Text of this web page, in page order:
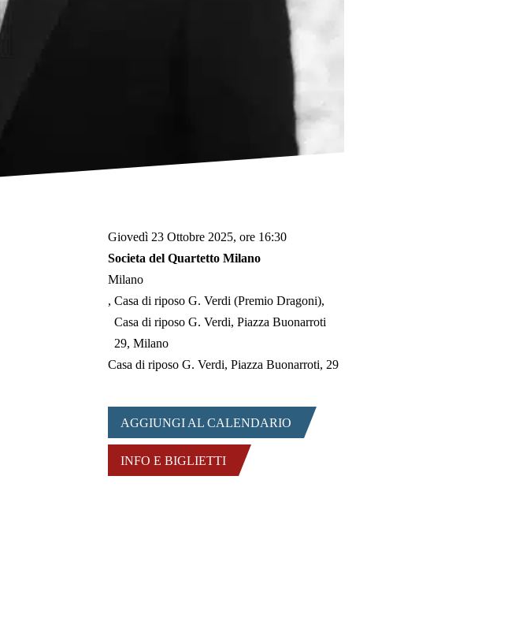
Giovedì 23 Ottobre 2025, ore 16:30
Societa del Quartetto Milano
Milano
Casa di riposo G. Verdi (Premio Dragoni)
Casa di riposo G. Verdi, Piazza Buonarroti
29, Milano
Casa di riposo G. Verdi, Piazza Buonarroti, 29
AGGIUNGI AL CALENDARIO
INFO E BIGLIETTI